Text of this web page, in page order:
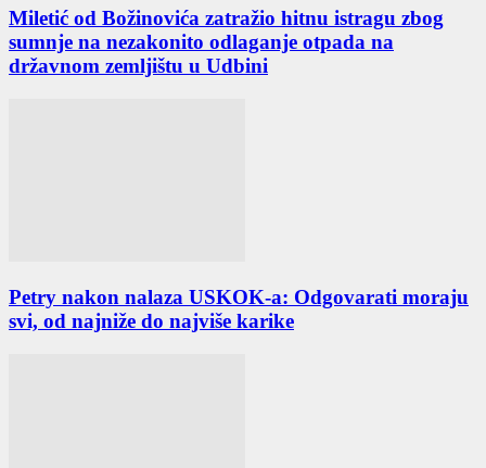
Miletić od Božinovića zatražio hitnu istragu zbog
sumnje na nezakonito odlaganje otpada na
državnom zemljištu u Udbini
Petry nakon nalaza USKOK-a: Odgovarati moraju
svi, od najniže do najviše karike